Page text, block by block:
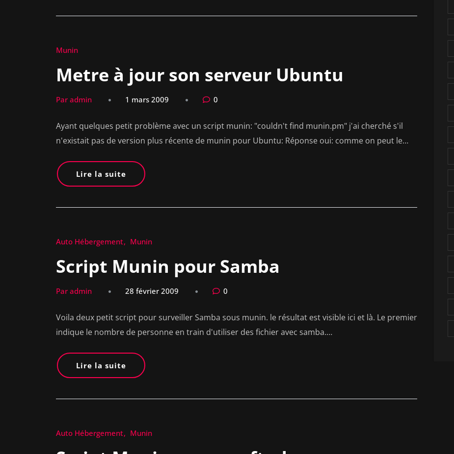
Munin
Metre à jour son serveur Ubuntu
Par admin 1 mars 2009 0
Ayant quelques petit problème avec un script munin: "couldn't find munin.pm" j'ai cherché s'il
n'existait pas de version plus récente de munin pour Ubuntu: Réponse oui: comme on peut le…
Lire la suite
Auto Hébergement Munin
Script Munin pour Samba
Par admin 28 février 2009 0
Voila deux petit script pour surveiller Samba sous munin. le résultat est visible ici et là. Le premier
indique le nombre de personne en train d'utiliser des fichier avec samba.…
Lire la suite
Auto Hébergement Munin